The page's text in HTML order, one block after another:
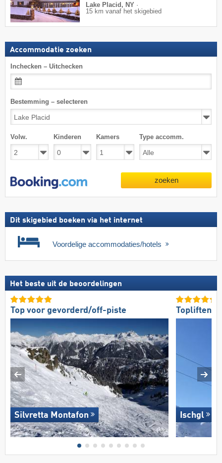
Lake Placid, NY ·
15 km vanaf het skigebied
Accommodatie zoeken
Inchecken – Uitchecken
Bestemming – selecteren
Volw. Kinderen Kamers Type accomm.
zoeken
Dit skigebied boeken via het internet
Voordelige accommodaties/hotels
Het beste uit de beoordelingen
Top voor gevorderd/off-piste
Silvretta Montafon
Topliften
Ischgl